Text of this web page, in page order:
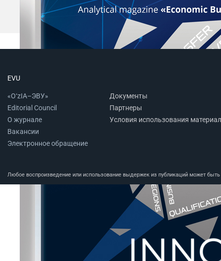
EVU
«O‘zIA–ЭВУ»
Editorial Council
О журнале
Вакансии
Электронное обращение
Документы
Партнеры
Условия использования
Любое воспроизведение или использование выдержек из публикаций может